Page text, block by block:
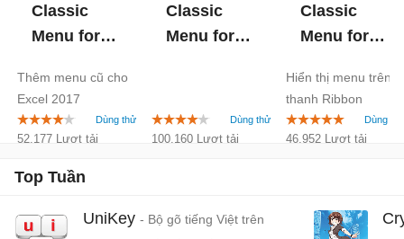
Classic
Menu for
Thêm menu cũ cho
Excel 2017
52.177 Lượt tải
Classic
Menu for
100.160 Lượt tải
Classic
Menu for
2007
Hiển thị menu trên
thanh Ribbon
46.952 Lượt tải
Top Tuần
UniKey - Bộ gõ tiếng Việt trên